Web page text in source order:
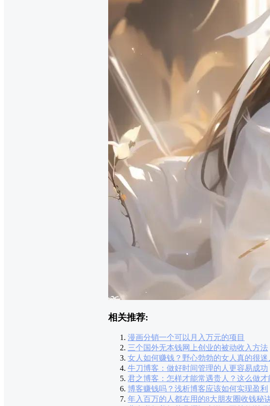
相关推荐:
漫画分销一个可以月入万元的项目
三个国外无本钱网上创业的被动收入方法
女人如何赚钱？野心勃勃的女人真的很迷
牛刀博客：做好时间管理的人更容易成功
君之博客：怎样才能常遇贵人？这么做
博客赚钱吗？浅析博客应该如何实现盈利
年入百万的人都在用的8大朋友圈收钱秘